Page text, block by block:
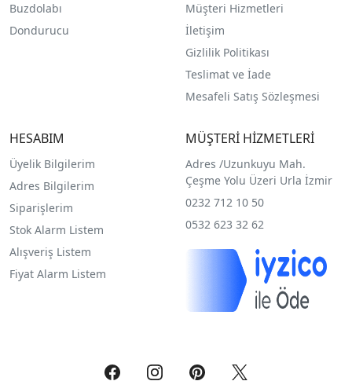
Buzdolabı
Dondurucu
Müşteri Hizmetleri
İletişim
Gizlilik Politikası
Teslimat ve İade
Mesafeli Satış Sözleşmesi
HESABIM
Üyelik Bilgilerim
Adres Bilgilerim
Siparişlerim
Stok Alarm Listem
Alışveriş Listem
Fiyat Alarm Listem
MÜŞTERİ HİZMETLERİ
Adres /Uzunkuyu Mah.
Çeşme Yolu Üzeri Urla İzmir
0232 712 10 50
0532 623 32 62